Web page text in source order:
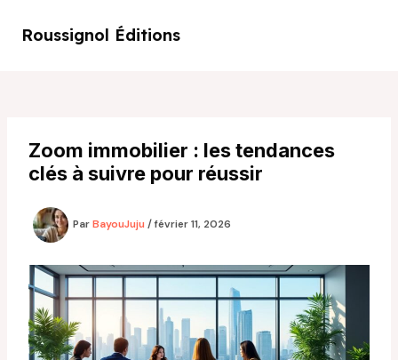
Roussignol Éditions
Zoom immobilier : les tendances
clés à suivre pour réussir
ParBayouJuju /février 11, 2026